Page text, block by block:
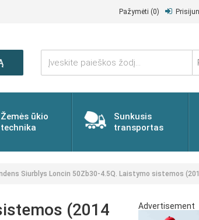
Pažymėti (0)
Įveskite
paieškos
žodį...
Žemės ūkio
technika
Sunkusis
transportas
Siurblys Loncin 50Zb30-4.5Q. Laistymo sistemos
(2014
Advertisement